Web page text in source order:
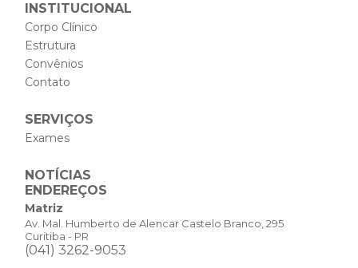
INSTITUCIONAL
Corpo Clínico
Estrutura
Convênios
Contato
SERVIÇOS
Exames
NOTÍCIAS
ENDEREÇOS
Matriz
Av. Mal. Humberto de Alencar Castelo Branco, 295
Curitiba - PR
(041) 3262-9053